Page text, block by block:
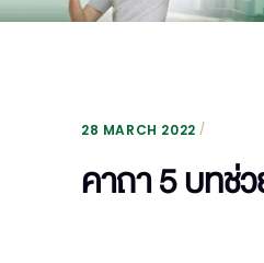
28 MARCH 2022
คาถา 5 บทช่